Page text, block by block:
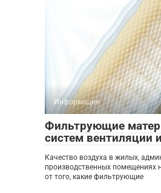
Информация
Фильтрующие
систем вентиляции
Качество воздуха в жилых,
производственных помещениях
от того, какие фильтрующие